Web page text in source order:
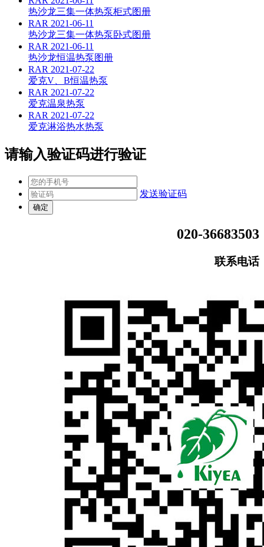
热沙龙三集一体热泵柜式图册
RAR 2021-06-11
热沙龙三集一体热泵卧式图册
RAR 2021-06-11
热沙龙恒温热泵图册
RAR 2021-07-22
爱克V、B恒温热泵
RAR 2021-07-22
爱克温泉热泵
RAR 2021-07-22
爱克淋浴热水热泵
请输入验证码进行验证
发送验证码
020-36683503
联系电话